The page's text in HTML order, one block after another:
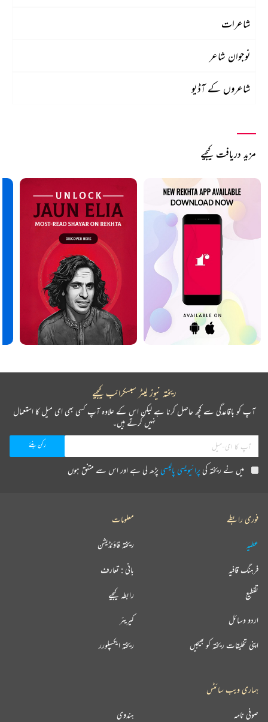
شاعرات
نوجوان شاعر
شاعروں کے آڈیو
مزید دریافت کیجیے
ریختہ نیوز لیٹر سبسکرائب کیجیے
آپ کو باقاعدگی سے کچھ حاصل کرنا ہے لیکن اس کے علاوہ آپ کسی بھی ای میل کا استعمال
نہیں کرتے ہیں۔
میں نے ریختہ کیپرائیویسی پالیسیپڑھ لی ہے اور اس سے متفق ہوں
فوری رابطے
عطیہ
فرہنگ قافیہ
تقطیع
اردو وسائل
اپنی تخلیقات ریختہ کو بھیجیں
معلومات
ریختہ فاؤنڈیشن
بانی : تعارف
رابطہ کیجیے
کیریئر
ریختہ ایکسپلورر
ہماری ویب سائٹس
ہندوی صوفی نامہ